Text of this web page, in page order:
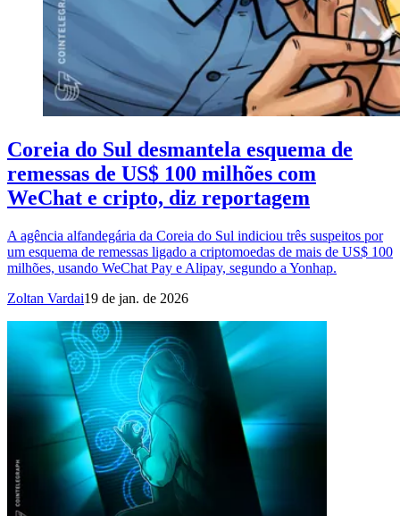
Coreia do Sul desmantela esquema de
remessas de US$ 100 milhões com
WeChat e cripto, diz reportagem
A agência alfandegária da Coreia do Sul indiciou três suspeitos por
um esquema de remessas ligado a criptomoedas de mais de US$ 100
milhões, usando WeChat Pay e Alipay, segundo a Yonhap.
Zoltan Vardai19 de jan. de 2026